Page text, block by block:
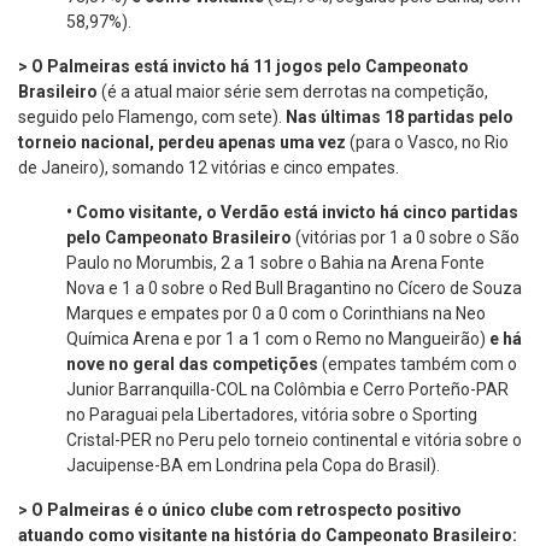
58,97%).
> O Palmeiras está invicto há 11 jogos pelo Campeonato
Brasileiro (é a atual maior série sem derrotas na competição,
seguido pelo Flamengo, com sete).
Nas últimas 18 partidas pelo
torneio nacional, perdeu apenas uma vez (para o Vasco, no Rio
de Janeiro), somando 12 vitórias e cinco empates.
• Como visitante, o Verdão está invicto há cinco partidas
pelo Campeonato Brasileiro (vitórias por 1 a 0 sobre o São
Paulo no Morumbis, 2 a 1 sobre o Bahia na Arena Fonte
Nova e 1 a 0 sobre o Red Bull Bragantino no Cícero de Souza
Marques e empates por 0 a 0 com o Corinthians na Neo
Química Arena e por 1 a 1 com o Remo no Mangueirão) e há
nove no geral das competições (empates também com o
Junior Barranquilla-COL na Colômbia e Cerro Porteño-PAR
no Paraguai pela Libertadores, vitória sobre o Sporting
Cristal-PER no Peru pelo torneio continental e vitória sobre o
Jacuipense-BA em Londrina pela Copa do Brasil).
> O Palmeiras é o único clube com retrospecto positivo
atuando como visitante na história do Campeonato Brasileiro: